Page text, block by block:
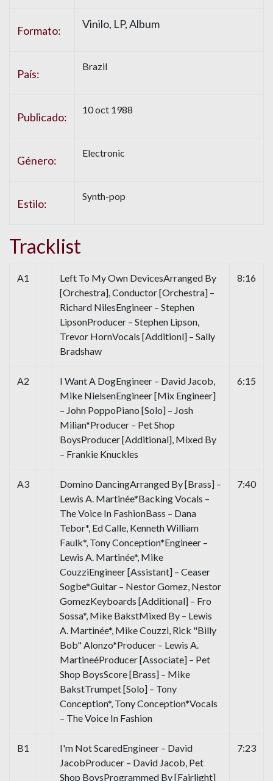
Formato: Vinilo, LP, Album
País:
Brazil
Publicado:
10 oct 1988
Género:
Electronic
Estilo:
Synth-pop
Tracklist
A1
Left To My Own DevicesArranged By
[Orchestra], Conductor [Orchestra] –
Richard NilesEngineer – Stephen
LipsonProducer – Stephen Lipson,
Trevor HornVocals [Additionl] – Sally
Bradshaw
8:16
A2
I Want A DogEngineer – David Jacob,
Mike NielsenEngineer [Mix Engineer]
– John PoppoPiano [Solo] – Josh
Milian*Producer – Pet Shop
BoysProducer [Additional], Mixed By
– Frankie Knuckles
6:15
A3
Domino DancingArranged By [Brass] –
Lewis A. Martinée*Backing Vocals –
The Voice In FashionBass – Dana
Tebor*, Ed Calle, Kenneth William
Faulk*, Tony Conception*Engineer –
Lewis A. Martinée*, Mike
CouzziEngineer [Assistant] – Ceaser
Sogbe*Guitar – Nestor Gomez, Nestor
GomezKeyboards [Additional] – Fro
Sossa*, Mike BakstMixed By – Lewis
A. Martinée*, Mike Couzzi, Rick "Billy
Bob" Alonzo*Producer – Lewis A.
MartineéProducer [Associate] – Pet
Shop BoysScore [Brass] – Mike
BakstTrumpet [Solo] – Tony
Conception*, Tony Conception*Vocals
– The Voice In Fashion
7:40
B1
I'm Not ScaredEngineer – David
JacobProducer – David Jacob, Pet
Shop BoysProgrammed By [Fairlight]
7:23